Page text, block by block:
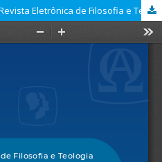
v. 19 n. 35 (2025): Frontistés - Revista Eletrônica de Filosofia e Teologia